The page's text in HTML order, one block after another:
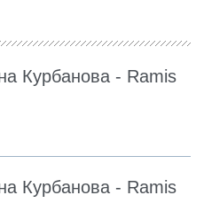
Курбанова - Ramis
Курбанова - Ramis